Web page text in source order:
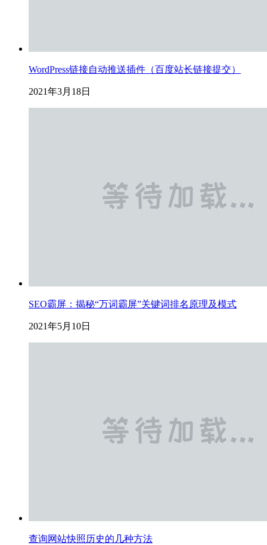
WordPress链接自动推送插件（百度站长链接提交）
2021年3月18日
SEO霸屏：揭秘“万词霸屏”关键词排名原理及模式
2021年5月10日
查询网站快照历史的几种方法